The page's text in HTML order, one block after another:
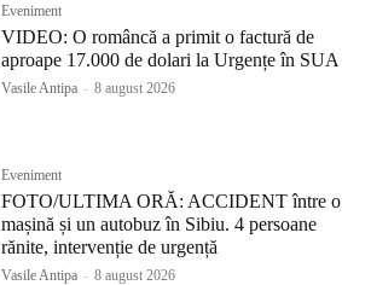
Eveniment
VIDEO: O româncă a primit o factură de
aproape 17.000 de dolari la Urgențe în SUA
Vasile Antipa - 8 august 2026
Eveniment
FOTO/ULTIMA ORĂ: ACCIDENT între o
mașină și un autobuz în Sibiu. 4 persoane
rănite, intervenție de urgență
Vasile Antipa - 8 august 2026